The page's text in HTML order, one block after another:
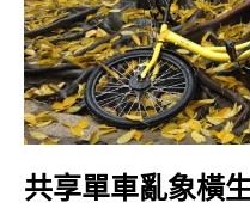
共享單車亂象橫